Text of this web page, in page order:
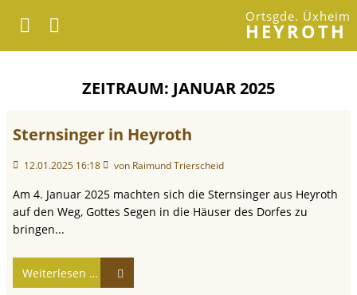
Ortsgde. Üxheim
HEYROTH
JANUAR 2025
Sternsinger in Heyroth
12.01.2025 16:18 von Raimund Trierscheid
Am 4. Januar 2025 machten sich die Sternsinger aus Heyroth
auf den Weg, Gottes Segen in die Häuser des Dorfes zu
bringen...
Weiterlesen …